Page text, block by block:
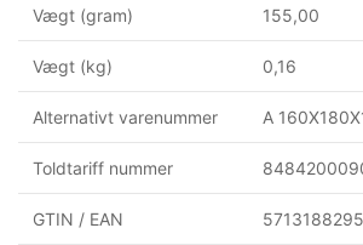
Vægt (gram) 155,00
Vægt (kg) 0,16
Alternativt varenummer A
Toldtariff nummer
GTIN / EAN